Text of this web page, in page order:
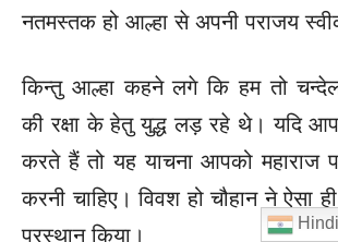
नतमस्तक हो आल्हा से अपनी पराजय
किन्तु आल्हा कहने लगे कि हम तो
की रक्षा के हेतु युद्ध लड़ रहे थे। यदि
करते हैं तो यह याचना आपको महाराज
करनी चाहिए। विवश हो चौहान ने ऐसा
प्रस्थान किया।
Hindi